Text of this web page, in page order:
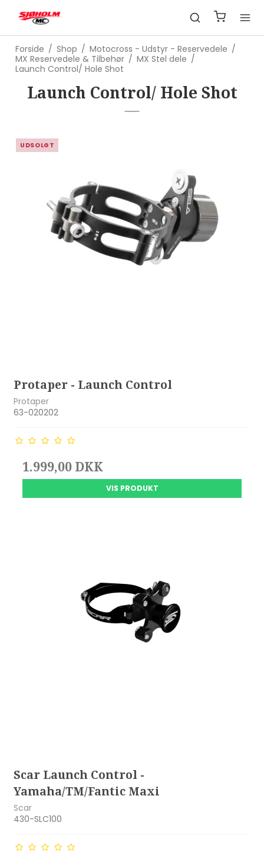
Forside / Shop / Motocross - Udstyr - Reservedele /
MX Reservedele & Tilbehør / MX Stel dele /
Launch Control/ Hole Shot
Launch Control/ Hole Shot
UDSOLGT
Protaper - Launch Control
Protaper
63-020202
1.999,00 DKK
VIS PRODUKT
Scar Launch Control -
Yamaha/TM/Fantic Maxi
Scar
430-SLC100